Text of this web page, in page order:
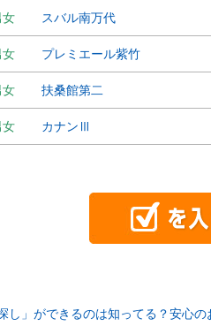
女 スバル南万代
女 プレミエール紫竹
女 扶桑館第二
女 カナンⅢ
し」ができるのは知ってる？安心の